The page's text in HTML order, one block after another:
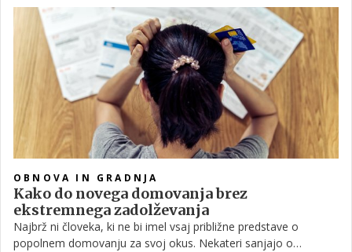
zgodil v času finančnega zloma pred dobrim desetletjem.
Dandanes pa se za takšen način bivanja odločajo predvsem
mladi, ki si želijo minimalističnega in okolju prijaznejšega
bivanja.
OBNOVA IN GRADNJA
Kako do novega domovanja brez
ekstremnega zadolževanja
Najbrž ni človeka, ki ne bi imel vsaj približne predstave o
popolnem domovanju za svoj okus. Nekateri sanjajo o